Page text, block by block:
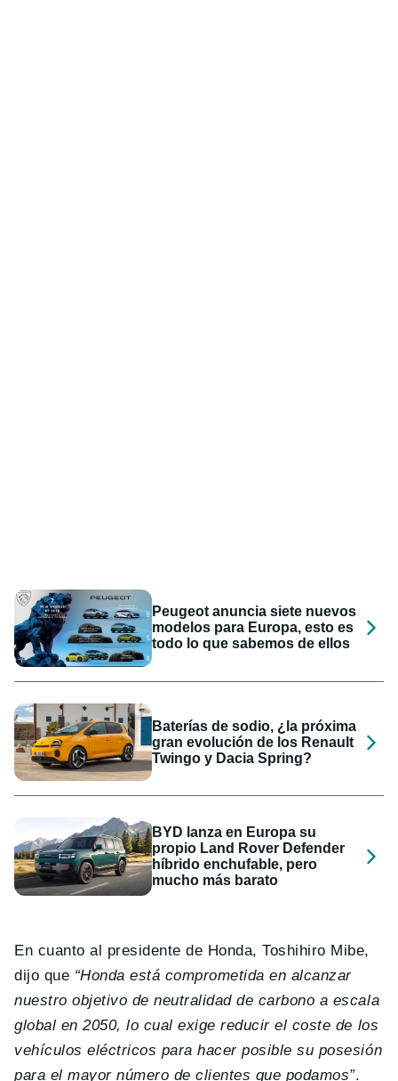
Peugeot anuncia siete nuevos
modelos para Europa, esto es
todo lo que sabemos de ellos
Baterías de sodio, ¿la próxima
gran evolución de los Renault
Twingo y Dacia Spring?
BYD lanza en Europa su
propio Land Rover Defender
híbrido enchufable, pero
mucho más barato
En cuanto al presidente de Honda, Toshihiro Mibe,
dijo que “Honda está comprometida en alcanzar
nuestro objetivo de neutralidad de carbono a escala
global en 2050, lo cual exige reducir el coste de los
vehículos eléctricos para hacer posible su posesión
para el mayor número de clientes que podamos”.